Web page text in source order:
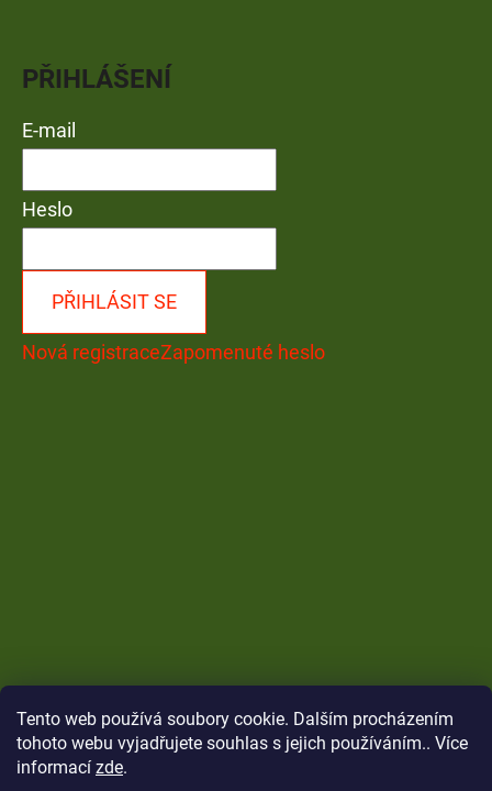
Tento web používá soubory cookie. Dalším procházením
tohoto webu vyjadřujete souhlas s jejich používáním.. Více
informací zde.
PŘIHLÁŠENÍ
E-mail
Heslo
PŘIHLÁSIT SE
Nová registraceZapomenuté heslo